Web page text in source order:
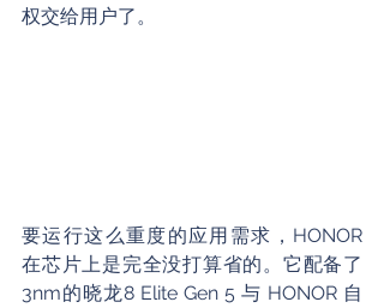
权交给用户了。
要运行这么重度的应用需求，HONOR
在芯片上是完全没打算省的。它配备了
3nm的晓龙8 Elite Gen 5 与 HONOR 自